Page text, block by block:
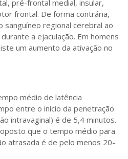
pré-frontal medial, insular,
frontal. De forma contrária,
sanguíneo regional cerebral ao
a ejaculação. Em homens
um aumento da ativação no
médio de latência
entre o início da penetração
intravaginal) é de 5,4 minutos.
que o tempo médio para
atrasada é de pelo menos 20-